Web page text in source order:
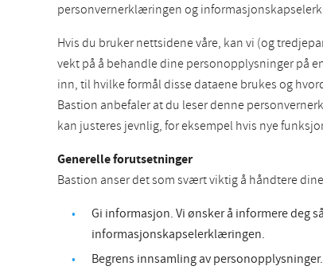
personvernerklæringen og
Hvis du bruker nettsidene våre, kan vi (og
vekt på å behandle dine personopplysninger på
inn, til hvilke formål disse dataene brukes og
Bastion anbefaler at du leser denne
kan justeres jevnlig, for eksempel hvis nye
Generelle forutsetninger
Bastion anser det som svært viktig å håndtere
Gi informasjon. Vi ønsker å informere deg
informasjonskapselerklæringen.
Begrens innsamling av